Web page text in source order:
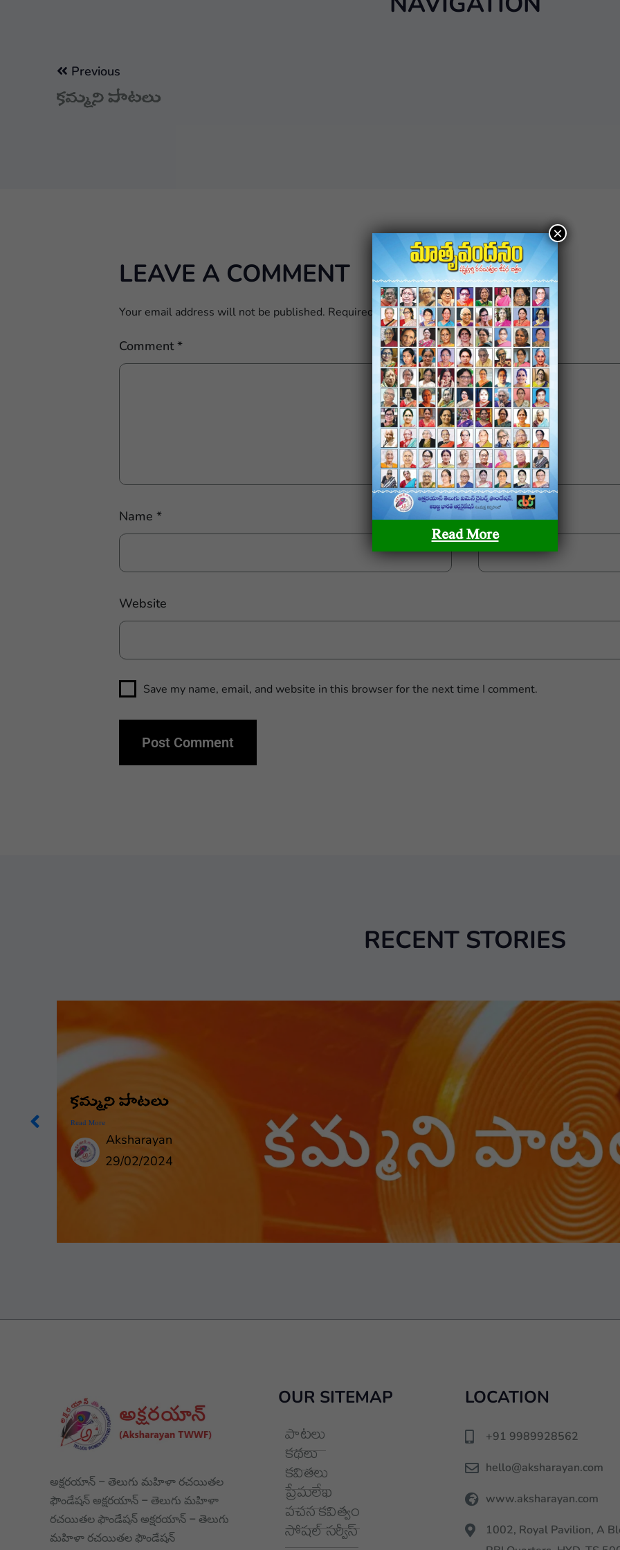
Previous
కమ్మని పాటలు
LEAVE A COMMENT
Your email address will not be published. Required fields are marked*
Comment*
Name * Email*
Website
Save my name, email, and website in this browser for the next time I comment.
RECENT STORIES
కమ్మని పాటలు
Read More
Aksharayan
29/02/2024
అక్షరయాన్ – తెలుగు మహిళా రచయితల
ఫౌండేషన్ అక్షరయాన్ – తెలుగు మహిళా
రచయితల ఫౌండేషన్ అక్షరయాన్ – తెలుగు
మహిళా రచయితల ఫౌండేషన్
OUR SITEMAP
పాటలు
కథలు
కవితలు
ప్రేమలేఖ
వచన కవిత్వం
సోషల్ సర్వీస్
LOCATION
+91 9989928562
hello@aksharayan.com
www.aksharayan.com
1002, Royal Pavilion, A
Read More
×